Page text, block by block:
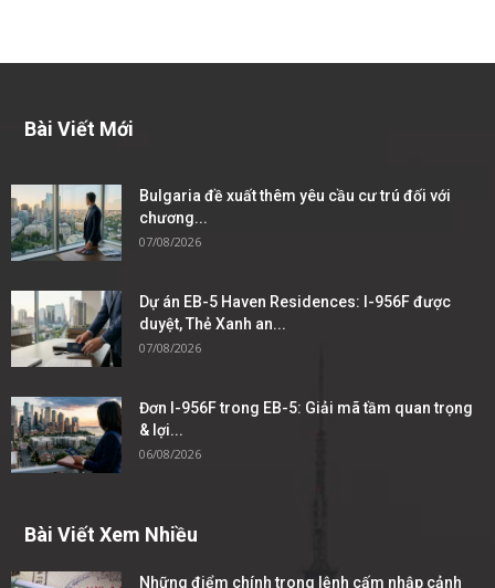
Bài Viết Mới
Bulgaria đề xuất thêm yêu cầu cư trú đối với
chương...
07/08/2026
Dự án EB-5 Haven Residences: I-956F được
duyệt, Thẻ Xanh an...
07/08/2026
Đơn I-956F trong EB-5: Giải mã tầm quan trọng
& lợi...
06/08/2026
Bài Viết Xem Nhiều
Những điểm chính trong lệnh cấm nhập cảnh